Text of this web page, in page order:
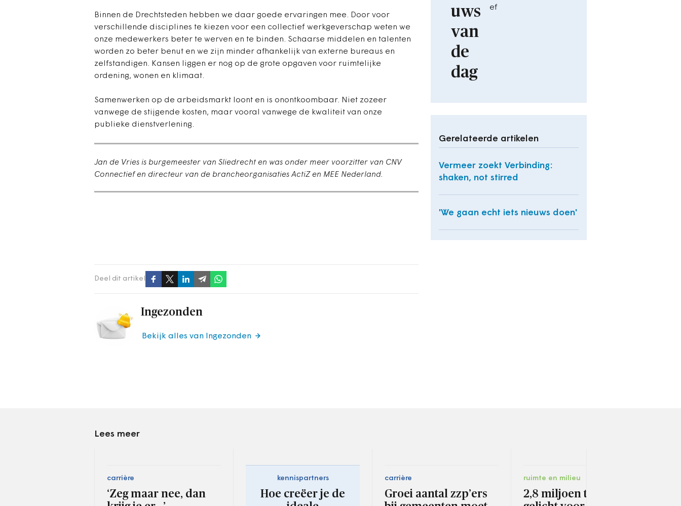
uws
van
de
dag
ef
Gerelateerde artikelen
Vermeer zoekt Verbinding:
shaken, not stirred
'We gaan echt iets nieuws doen'
Binnen de Drechtsteden hebben we daar goede ervaringen mee. Door voor
verschillende disciplines te kiezen voor een collectief werkgeverschap weten we
onze medewerkers beter te werven en te binden. Schaarse middelen en talenten
worden zo beter benut en we zijn minder afhankelijk van externe bureaus en
zelfstandigen. Kansen liggen er nog op de grote opgaven voor ruimtelijke
ordening, wonen en klimaat.
Samenwerken op de arbeidsmarkt loont en is onontkoombaar. Niet zozeer
vanwege de stijgende kosten, maar vooral vanwege de kwaliteit van onze
publieke dienstverlening.
Jan de Vries is burgemeester van Sliedrecht en was onder meer voorzitter van CNV
Connectief en directeur van de brancheorganisaties ActiZ en MEE Nederland.
Deel dit artikel
Ingezonden
Bekijk alles van Ingezonden
Lees meer
carrière
‘Zeg maar nee, dan
kennispartners
Hoe creëer je de
carrière
Groei aantal zzp’ers
ruimte en milieu
2,8 miljoen tegels